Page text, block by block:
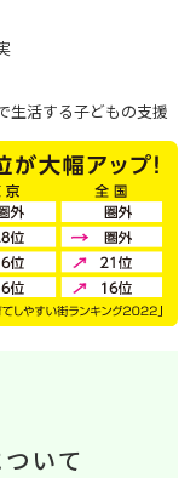
生活する子どもの支援
いて